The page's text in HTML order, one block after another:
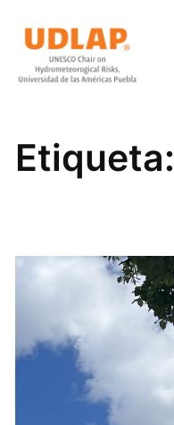
contenido
Etiqueta: